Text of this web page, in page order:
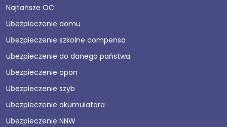
Najtańsze OC
Ubezpieczenie domu
Ubezpieczenie szkolne compensa
ubezpieczenie do danego państwa
Ubezpieczenie opon
Ubezpieczenie szyb
ubezpieczenie akumulatora
Ubezpieczenie NNW